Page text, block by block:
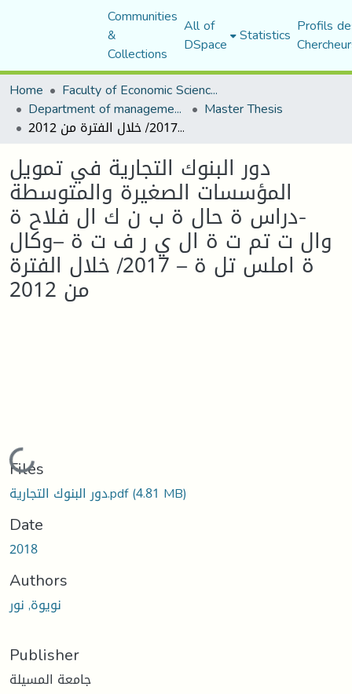
Communities
&
Collections
All of
DSpace Statistics Profils
Home
Faculty of Economic Sciences, Commerce and Management Sciences
Department of management sciences Master Thesis
دور البنوك التجارية في تمويل المؤسسات الصغيرة والمتوسطة -دراس ة حال ة ب ن ك ال فلاح ة وال ت تم ت ة ال ي ر ف ت ة –وكال ة املس تل ة – 2017/ خلال الفترة من 2012
دور البنوك التجارية في تمويل
المؤسسات الصغيرة والمتوسطة
-دراس ة حال ة ب ن ك ال فلاح ة
وال ت تم ت ة ال ي ر ف ت ة –وكال
ة املس تل ة – 2017/ خلال الفترة
من 2012
Loading...
Files
دور البنوك التجارية.pdf(4.81 MB)
Date
2018
Authors
نويوة, نور
Publisher
جامعة المسيلة